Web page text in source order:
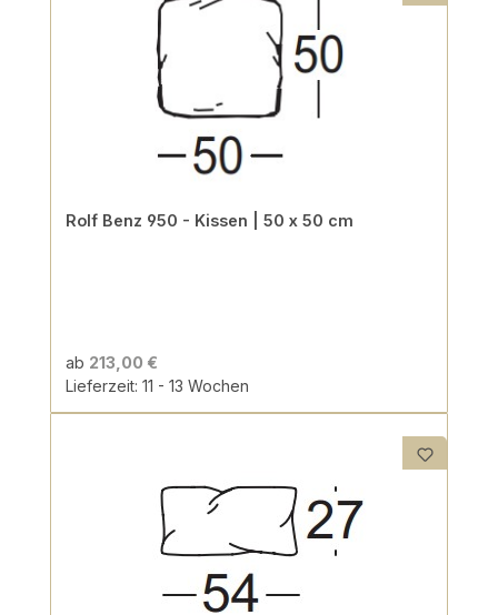
Rolf Benz 950 - Kissen | 50 x 50 cm
ab 213,00 €
Lieferzeit: 11 - 13 Wochen